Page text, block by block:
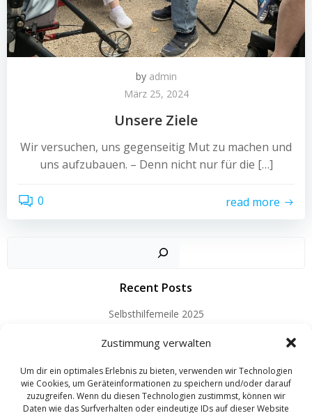
Zustimmung verwalten
Um dir ein optimales Erlebnis zu bieten, verwenden wir Technologien
wie Cookies, um Geräteinformationen zu speichern und/oder darauf
zuzugreifen. Wenn du diesen Technologien zustimmst, können wir
Daten wie das Surfverhalten oder eindeutige IDs auf dieser Website
by admin
März 25, 2024
Unsere Ziele
Wir versuchen, uns gegenseitig Mut zu machen und
uns aufzubauen. – Denn nicht nur für die […]
0 read more
Recent Posts
Selbsthilfemeile 2025
Selbsthilfemeile
Rate mal, wer am Telefon ist